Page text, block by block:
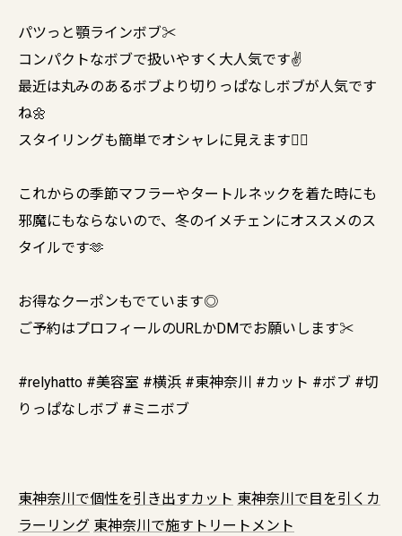
パツっと顎ラインボブ✂︎
コンパクトなボブで扱いやすく大人気です✌️
最近は丸みのあるボブより切りっぱなしボブが人気です
ね🌼
スタイリングも簡単でオシャレに見えます🙆‍♀️
これからの季節マフラーやタートルネックを着た時にも
邪魔にもならないので、冬のイメチェンにオススメのス
タイルです🫶
お得なクーポンもでています◎
ご予約はプロフィールのURLかDMでお願いします✂︎
#relyhatto #美容室 #横浜 #東神奈川 #カット #ボブ #切
りっぱなしボブ #ミニボブ
東神奈川で個性を引き出すカット 東神奈川で目を引くカ
ラーリング 東神奈川で施すトリートメント